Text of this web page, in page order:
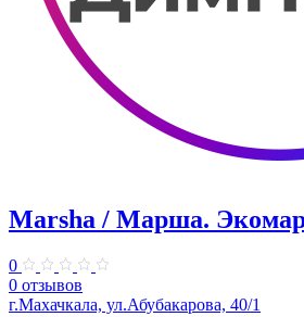
Marsha / Марша.
0
0 отзывов
г.Махачкала, ​ул.Абубакарова, 40/1